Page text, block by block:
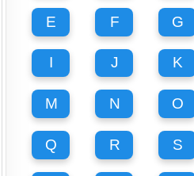
E F G
I J K
M N O
Q R S